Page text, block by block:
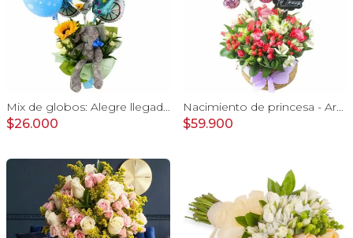
Mix de globos: Alegre llegada Baby Boy
$26.000
Nacimiento de princesa - Arreglo floral para nacimiento de niña en canasto con globo y pizarra
$59.900